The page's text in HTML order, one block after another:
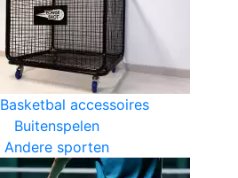
Basketbal accessoires
Buitenspelen
Andere sporten